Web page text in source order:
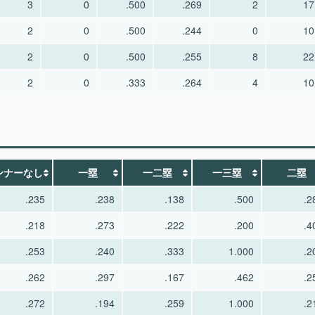
3 0 .500 .269 2
17
2
0 .500 .244 0
10
2
0 .500 .255 8
22
2
0 .333 .264 4 10
ナーなし 一塁 一二塁 一三塁
二塁
.235
.238 .138 .500
.218
.273 .222 .200
.253
.240 .333 1.000
.262
.297 .167 .462
.272
.194 .259 1.000